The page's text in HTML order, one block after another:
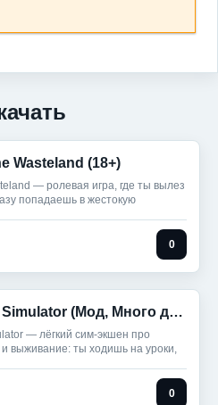
Wasteland (18+)
— ролевая игра, где ты вылез
попадаешь в жестокую
0
School Girls Simulator (Мод, Много денег)
— лёгкий сим-экшен про
выживание: ты ходишь на уроки,
0